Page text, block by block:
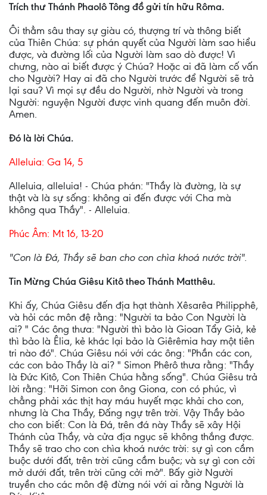
Trích thư Thánh Phaolô Tông đồ gửi tín hữu Rôma.
Ôi thẳm sâu thay sự giàu có, thượng trí và thông biết
của Thiên Chúa: sự phán quyết của Người làm sao hiểu
được, và đường lối của Người làm sao dò được! Vì
chưng, nào ai biết được ý Chúa? Hoặc ai đã làm cố vấn
cho Người? Hay ai đã cho Người trước để Người sẽ trả
lại sau? Vì mọi sự đều do Người, nhờ Người và trong
Người: nguyện Người được vinh quang đến muôn đời.
Amen.
Ðó là lời Chúa.
Alleluia: Ga 14, 5
Alleluia, alleluia! - Chúa phán: "Thầy là đường, là sự
thật và là sự sống: không ai đến được với Cha mà
không qua Thầy". - Alleluia.
Phúc Âm: Mt 16, 13-20
"Con là Ðá, Thầy sẽ ban cho con chìa khoá nước trời".
Tin Mừng Chúa Giêsu Kitô theo Thánh Matthêu.
Khi ấy, Chúa Giêsu đến địa hạt thành Xêsarêa Philipphê,
và hỏi các môn đệ rằng: "Người ta bảo Con Người là
ai? " Các ông thưa: "Người thì bảo là Gioan Tẩy Giả, kẻ
thì bảo là Êlia, kẻ khác lại bảo là Giêrêmia hay một tiên
tri nào đó". Chúa Giêsu nói với các ông: "Phần các con,
các con bảo Thầy là ai? " Simon Phêrô thưa rằng: "Thầy
là Ðức Kitô, Con Thiên Chúa hằng sống". Chúa Giêsu trả
lời rằng: "Hỡi Simon con ông Giona, con có phúc, vì
chẳng phải xác thịt hay máu huyết mạc khải cho con,
nhưng là Cha Thầy, Ðấng ngự trên trời. Vậy Thầy bảo
cho con biết: Con là Ðá, trên đá này Thầy sẽ xây Hội
Thánh của Thầy, và cửa địa ngục sẽ không thắng được.
Thầy sẽ trao cho con chìa khoá nước trời: sự gì con cầm
buộc dưới đất, trên trời cũng cầm buộc; và sự gì con cởi
mở dưới đất, trên trời cũng cởi mở". Bấy giờ Người
truyền cho các môn đệ đừng nói với ai rằng Người là